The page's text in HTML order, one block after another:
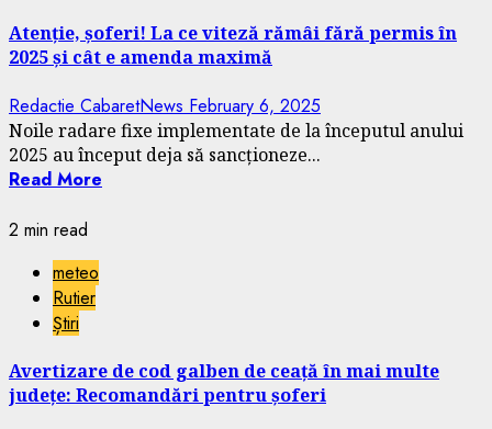
Atenție, șoferi! La ce viteză rămâi fără permis în
2025 și cât e amenda maximă
Redactie CabaretNews February 6, 2025
Noile radare fixe implementate de la începutul anului
2025 au început deja să sancționeze...
Read More
2 min read
meteo
Rutier
Știri
Avertizare de cod galben de ceață în mai multe
județe: Recomandări pentru șoferi